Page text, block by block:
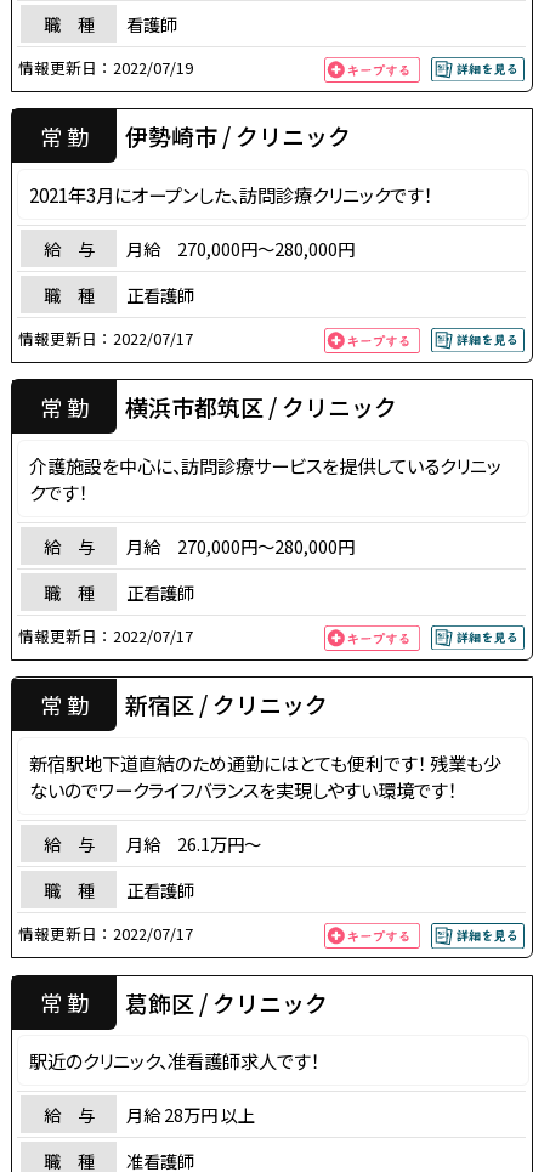
職 種
看護師
情報更新日：2022/07/19
常 勤 伊勢崎市 / クリニック
2021年3月にオープンした、訪問診療クリニックです！
給 与
月給 270,000円～280,000円
職 種
正看護師
情報更新日：2022/07/17
常 勤 横浜市都筑区 / クリニック
介護施設を中心に、訪問診療サービスを提供しているクリニッ
クです！
給 与
月給 270,000円～280,000円
職 種
正看護師
情報更新日：2022/07/17
常 勤 新宿区 / クリニック
新宿駅地下道直結のため通勤にはとても便利です！ 残業も少
ないのでワークライフバランスを実現しやすい環境です！
給 与
月給 26.1万円～
職 種
正看護師
情報更新日：2022/07/17
常 勤 葛飾区 / クリニック
駅近のクリニック、准看護師求人です！
給 与
月給 28万円 以上
職 種
准看護師